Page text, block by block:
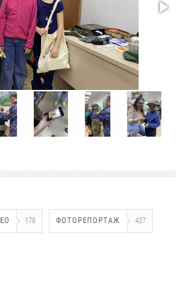
178 ФОТОРЕПОРТАЖ 427